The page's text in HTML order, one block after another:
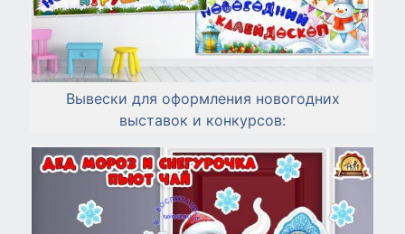
Вывески для оформления новогодних
выставок и конкурсов: